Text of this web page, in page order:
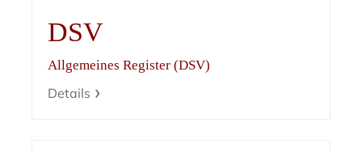
DSV
Allgemeines Register (DSV)
Details